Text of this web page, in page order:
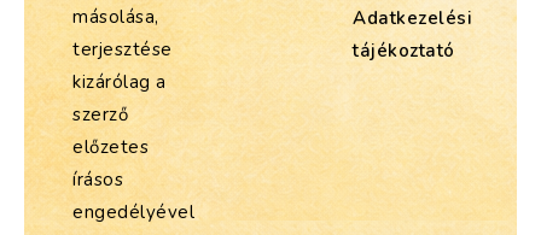
másolása,
terjesztése
kizárólag a
szerző
előzetes
írásos
engedélyével
Adatkezelési
tájékoztató